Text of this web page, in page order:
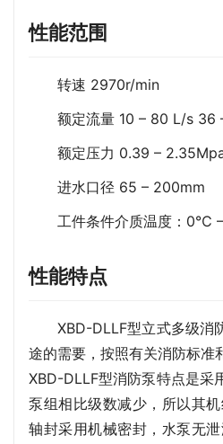
性能范围
转速 2970r/min
额定流量 10 – 80 L/s 36
额定压力 0.39 –
进水口径 65 – 200mm
工件条件介质温度：0℃
性能特点
XBD-DLLF型立式多级消
途的需要，按照有关消防标准
XBD-DLLF型消防泵特点是采
泵组相比级数减少，所以其
轴封采用机械密封，水泵无